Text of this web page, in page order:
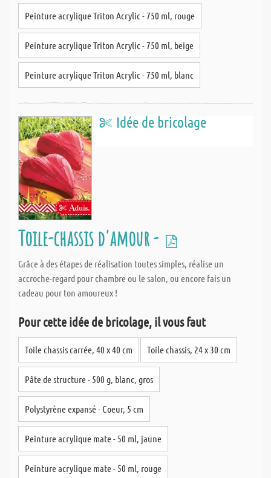
Peinture acrylique Triton Acrylic - 750 ml, rouge
Peinture acrylique Triton Acrylic - 750 ml, beige
Peinture acrylique Triton Acrylic - 750 ml, blanc
Idée de bricolage
Toile-chassis d'amour -
Grâce à des étapes de réalisation toutes simples, réalise un
accroche-regard pour chambre ou le salon, ou encore fais un
cadeau pour ton amoureux !
Pour cette idée de bricolage, il vous faut
Toile chassis carrée, 40 x 40 cm Toile chassis, 24 x 30 cm
Pâte de structure - 500 g, blanc, gros
Polystyrène expansé - Coeur, 5 cm
Peinture acrylique mate - 50 ml, jaune
Peinture acrylique mate - 50 ml, rouge